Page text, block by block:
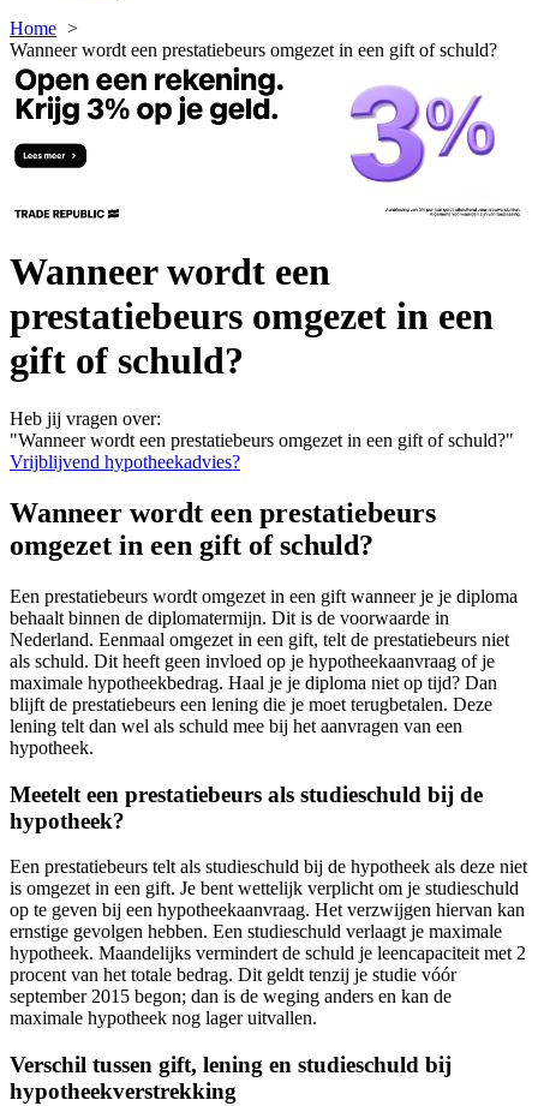
Home
Wanneer wordt een prestatiebeurs omgezet in een gift of schuld?
Wanneer wordt een
prestatiebeurs omgezet in een
gift of schuld?
Heb jij vragen over:
"Wanneer wordt een prestatiebeurs omgezet in een gift of schuld?"
Vrijblijvend hypotheekadvies?
Wanneer wordt een prestatiebeurs
omgezet in een gift of schuld?
Een prestatiebeurs wordt omgezet in een gift wanneer je je diploma
behaalt binnen de diplomatermijn. Dit is de voorwaarde in
Nederland. Eenmaal omgezet in een gift, telt de prestatiebeurs niet
als schuld. Dit heeft geen invloed op je hypotheekaanvraag of je
maximale hypotheekbedrag. Haal je je diploma niet op tijd? Dan
blijft de prestatiebeurs een lening die je moet terugbetalen. Deze
lening telt dan wel als schuld mee bij het aanvragen van een
hypotheek.
Meetelt een prestatiebeurs als studieschuld bij de
hypotheek?
Een prestatiebeurs telt als studieschuld bij de hypotheek als deze niet
is omgezet in een gift. Je bent wettelijk verplicht om je studieschuld
op te geven bij een hypotheekaanvraag. Het verzwijgen hiervan kan
ernstige gevolgen hebben. Een studieschuld verlaagt je maximale
hypotheek. Maandelijks vermindert de schuld je leencapaciteit met 2
procent van het totale bedrag. Dit geldt tenzij je studie vóór
september 2015 begon; dan is de weging anders en kan de
maximale hypotheek nog lager uitvallen.
Verschil tussen gift, lening en studieschuld bij
hypotheekverstrekking